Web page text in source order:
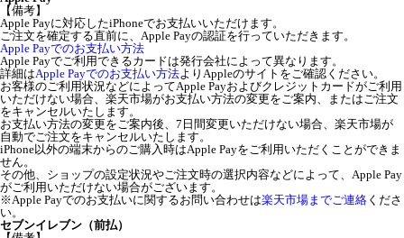
【備考】
Apple Payに対応したiPhoneでお支払いいただけます。
ご注文を確定する直前に、Apple Payの認証を行っていただきます。
Apple Payでのお支払い方法
Apple Payでご利用できるカードは発行会社によって異なります。
詳細はApple Payでのお支払い方法よりAppleのサイトをご確認ください。
お客様のご利用状況などによってApple Payおよびクレジットカードがご利用
いただけない場合、楽天市場がお支払い方法の変更をご案内、またはご注文
をキャンセルいたします。
お支払い方法の変更をご案内後、7日間変更いただけない場合、楽天市場が
自動でご注文をキャンセルいたします。
iPhone以外の端末からのご購入時はApple Payをご利用いただくことができま
せん。
その他、ショップの設定状況やご注文時の選択内容などによって、Apple Pay
がご利用いただけない場合がございます。
※Apple Payでのお支払いに関するお問い合わせは楽天市場までご連絡 くださ
い。
セブンイレブン（前払）